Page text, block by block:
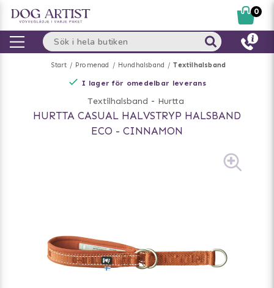
Start Promenad Hundhalsband Textilhalsband
I lager för omedelbar leverans
Textilhalsband - Hurtta
HURTTA CASUAL HALVSTRYP HALSBAND
ECO - CINNAMON
0